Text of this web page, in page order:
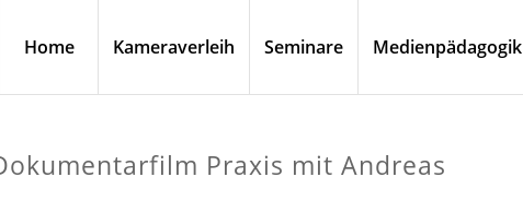
Home Kameraverleih Seminare Medienpädagogik
Praxis mit Andreas